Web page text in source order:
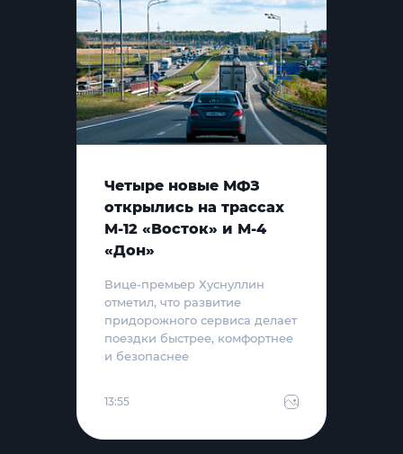
Четыре новые МФЗ
открылись на трассах
М-12 «Восток» и М-4
«Дон»
Вице-премьер Хуснуллин
отметил, что развитие
придорожного сервиса делает
поездки быстрее, комфортнее
и безопаснее
13:55